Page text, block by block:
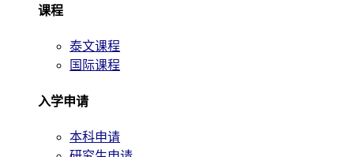
课程
泰文课程
国际课程
入学申请
本科申请